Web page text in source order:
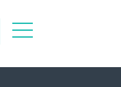
toggle